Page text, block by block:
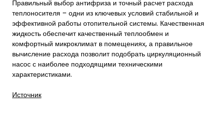
Правильный выбор антифриза и точный расчет расхода
теплоносителя – одни из ключевых условий стабильной и
эффективной работы отопительной системы. Качественная
жидкость обеспечит качественный теплообмен и
комфортный микроклимат в помещениях, а правильное
вычисление расхода позволит подобрать циркуляционный
насос с наиболее подходящими техническими
характеристиками.
Источник